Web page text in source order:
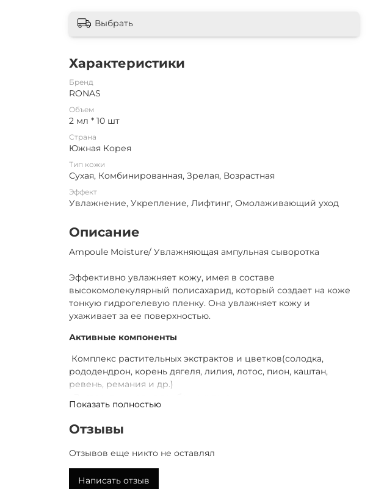
Выбрать
Характеристики
Бренд
RONAS
Объем
2 мл * 10 шт
Страна
Южная Корея
Тип кожи
Сухая, Комбинированная, Зрелая, Возрастная
Эффект
Увлажнение, Укрепление, Лифтинг, Омолаживающий уход
Описание
Ampoule Moisture/ Увлажняющая ампульная сыворотка
Эффективно увлажняет кожу, имея в составе
высокомолекулярный полисахарид, который создает на коже
тонкую гидрогелевую пленку. Она увлажняет кожу и
ухаживает за ее поверхностью.
Активные компоненты
Комплекс растительных экстрактов и цветков(солодка,
рододендрон, корень дягеля, лилия, лотос, пион, каштан,
ревень, ремания и др.)
• Аллантоин
ПОКАЗАНИЯ ДЛЯ ПРИМЕНЕНИЯ
• Сухая, истонченная кожа с
шелушением
• Профилактика обезвоживания
Показать полностью
Отзывы
Отзывов еще никто не оставлял
Написать отзыв